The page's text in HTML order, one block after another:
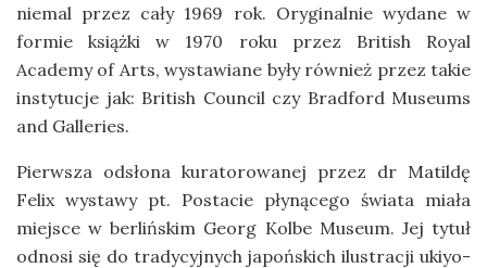
niemal przez cały 1969 rok. Oryginalnie wydane w
formie książki w 1970 roku przez British Royal
Academy of Arts, wystawiane były również przez takie
instytucje jak: British Council czy Bradford Museums
and Galleries.
Pierwsza odsłona kuratorowanej przez dr Matildę
Felix wystawy pt. Postacie płynącego świata miała
miejsce w berlińskim Georg Kolbe Museum. Jej tytuł
odnosi się do tradycyjnych japońskich ilustracji ukiyo-